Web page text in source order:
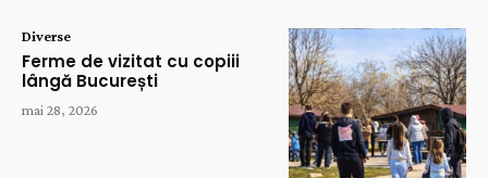
Diverse
Ferme de vizitat cu copiii
lângă București
mai 28, 2026